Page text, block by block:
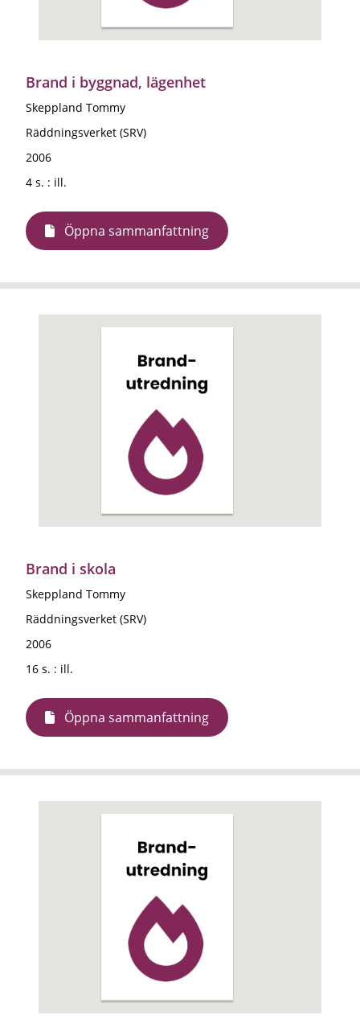
Brand i byggnad, lägenhet
Skeppland Tommy
Räddningsverket (SRV)
2006
4 s. : ill.
Öppna sammanfattning
Brand i skola
Skeppland Tommy
Räddningsverket (SRV)
2006
16 s. : ill.
Öppna sammanfattning